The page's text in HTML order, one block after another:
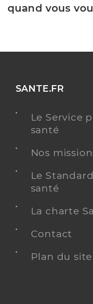
quand vous
SANTE.FR
Le Service
santé
Nos
Le
santé
La charte
Contact
Plan du site